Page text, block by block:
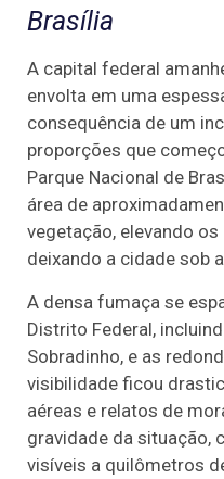
Brasília
A capital federal
envolta em uma
consequência de um
proporções que
Parque Nacional de
área de
vegetação, elevando
deixando a cidade sob
A densa fumaça se
Distrito Federal,
Sobradinho, e as
visibilidade ficou
aéreas e relatos de
gravidade da situação,
visíveis a quilômetros